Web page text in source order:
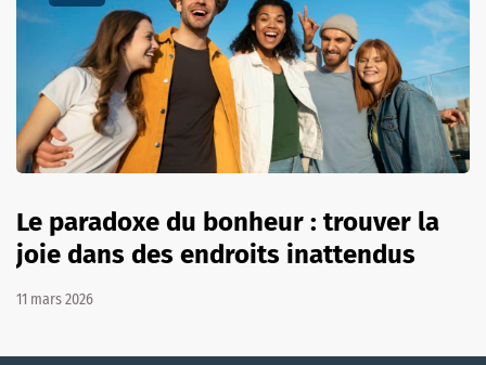
Le paradoxe du bonheur : trouver la
joie dans des endroits inattendus
11 mars 2026